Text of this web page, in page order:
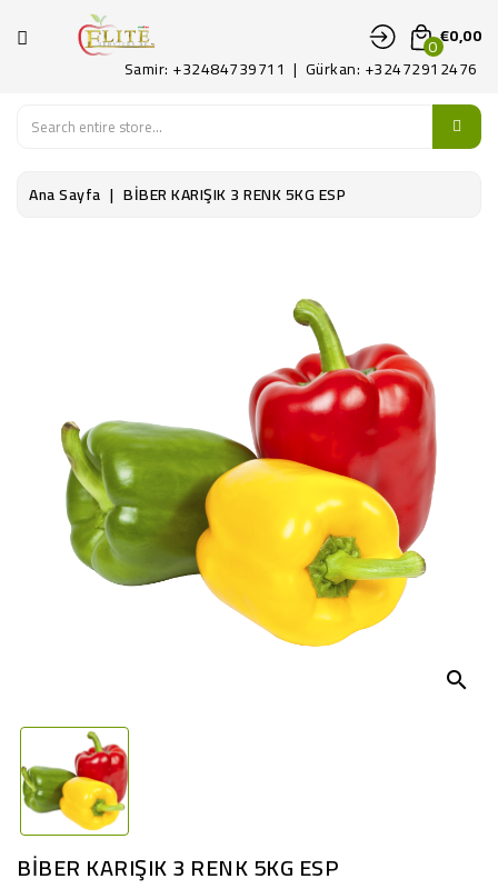
KATEGORI
SAYFA
0€0,00
Samir: +32484739711 | Gürkan: +32472912476
Ana Sayfa BİBER KARIŞIK 3 RENK 5KG ESP
search
BİBER KARIŞIK 3 RENK 5KG ESP